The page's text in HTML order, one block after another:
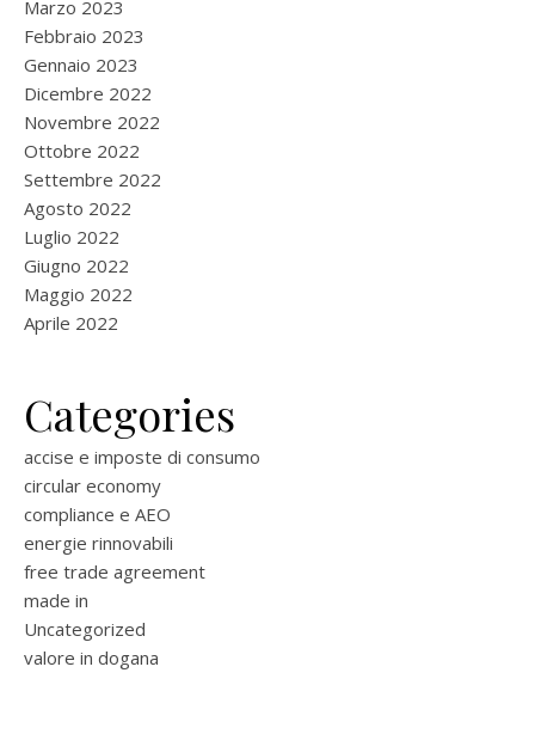
Marzo 2023
Febbraio 2023
Gennaio 2023
Dicembre 2022
Novembre 2022
Ottobre 2022
Settembre 2022
Agosto 2022
Luglio 2022
Giugno 2022
Maggio 2022
Aprile 2022
Categories
accise e imposte di consumo
circular economy
compliance e AEO
energie rinnovabili
free trade agreement
made in
Uncategorized
valore in dogana